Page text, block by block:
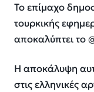
Το επίμαχο
τουρκικής
αποκαλύπτει το
Η αποκάλυψη
στις ελληνικές